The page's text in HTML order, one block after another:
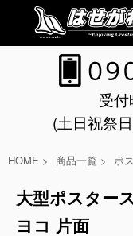
受
(土日祝祭
HOME > 商品一覧 > ポ
大型ポスター
ヨコ 片面